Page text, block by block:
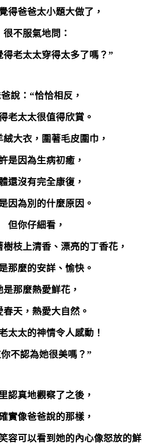
得爸爸太小題大做了，
很不服氣地問：
得老太太穿得太多了嗎？”
說：“恰恰相反，
老太太很值得欣賞。
絨大衣，圍著毛皮圍巾，
是因為生病初癒，
還沒有完全康復，
因為別的什麼原因。
但你仔細看，
枝上清香、漂亮的丁香花，
那麼的安詳、愉快。
是那麼熱愛鮮花，
春天，熱愛大自然。
太太的神情令人感動！
不認為她很美嗎？”
認真地觀察了之後，
實像爸爸說的那樣，
容可以看到她的內心像怒放的鮮